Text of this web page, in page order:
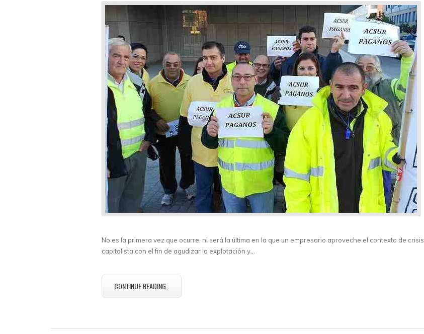
No es la primera vez que ocurre, ni será la última en la que un empresario aproveche el contexto de crisis
capitalista con el fin de agudizar la explotación y…
CONTINUE READING..